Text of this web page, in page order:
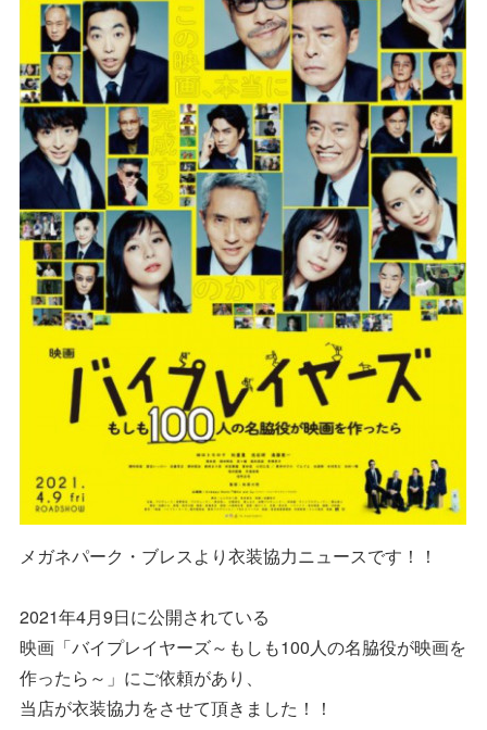
メガネパーク・ブレスより衣装協力ニュースです！！
2021年4月9日に公開されている
映画「バイプレイヤーズ～もしも100人の名脇役が映画を
作ったら～」にご依頼があり、
当店が衣装協力をさせて頂きました！！